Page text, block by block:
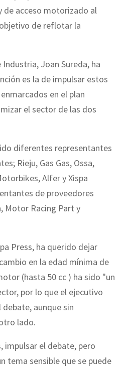
de acceso motorizado al
de reflotar la
Joan Sureda, ha
es la de impulsar estos
en el plan
el sector de las dos
diferentes representantes
Rieju, Gas Gas, Ossa,
Alfer y Xispa
de proveedores
Motor Racing Part y
Press, ha querido dejar
en la edad mínima de
(hasta 50 cc ) ha sido "un
por lo que el ejecutivo
aunque sin
lado.
impulsar el debate, pero
tema sensible que se puede